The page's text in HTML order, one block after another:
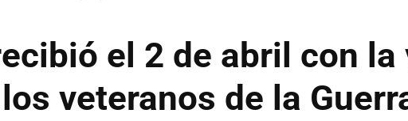
el 2 de abril con
veteranos de la